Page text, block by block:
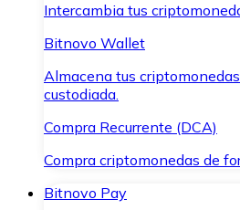
Intercambia tus
Bitnovo Wallet
Almacena tus
custodiada.
Compra Recurrente (DCA)
Compra criptomonedas de
Bitnovo Pay